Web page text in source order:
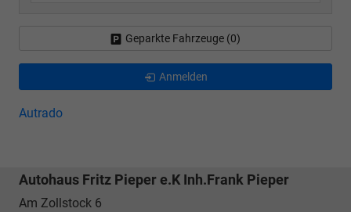
Geparkte Fahrzeuge (0)
Anmelden
Autrado
Autohaus Fritz Pieper e.K Inh.Frank Pieper
Am Zollstock 6